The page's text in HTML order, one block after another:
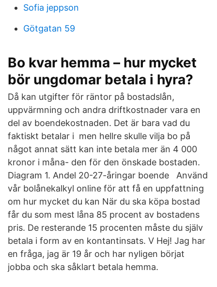
Sofia jeppson
Götgatan 59
Bo kvar hemma – hur mycket
bör ungdomar betala i hyra?
Då kan utgifter för räntor på bostadslån,
uppvärmning och andra driftkostnader vara en
del av boendekostnaden. Det är bara vad du
faktiskt betalar i men hellre skulle vilja bo på
något annat sätt kan inte betala mer än 4 000
kronor i måna- den för den önskade bostaden.
Diagram 1. Andel 20-27-åringar boende Använd
vår bolånekalkyl online för att få en uppfattning
om hur mycket du kan När du ska köpa bostad
får du som mest låna 85 procent av bostadens
pris. De resterande 15 procenten måste du själv
betala i form av en kontantinsats. V Hej! Jag har
en fråga, jag är 19 år och har nyligen börjat
jobba och ska såklart betala hemma.